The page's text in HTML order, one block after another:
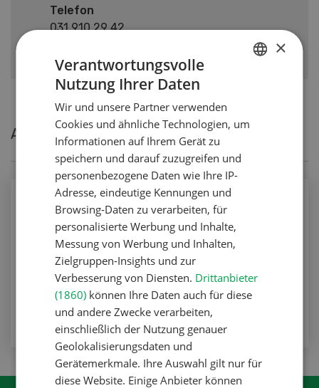
Telefon
031 910 29 42
Aktuelle Artikel von Isabel Häberli
Betriebsführung
Familie und Betrieb als Gesamtheit
betrachten
Betriebsführung
ZUM ARTIKEL
×
Verantwortungsvolle
Nutzung Ihrer Daten
Wir und unsere Partner verwenden
Cookies und ähnliche Technologien, um
Informationen auf Ihrem Gerät zu
speichern und darauf zuzugreifen und
personenbezogene Daten wie Ihre IP-
Adresse, eindeutige Kennungen und
Browsing-Daten zu verarbeiten, für
personalisierte Werbung und Inhalte,
Messung von Werbung und Inhalten,
Zielgruppen-Insights und zur
Verbesserung von Diensten. Drittanbieter
(1860) können Ihre Daten auch für diese
und andere Zwecke verarbeiten,
einschließlich der Nutzung genauer
Geolokalisierungsdaten und
Gerätemerkmale. Ihre Auswahl gilt nur für
diese Website. Einige Anbieter können